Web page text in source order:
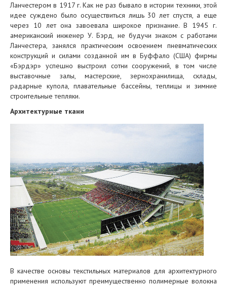
Ланчестером в 1917 г. Как не раз бывало в истории техники, этой
идее суждено было осуществиться лишь 30 лет спустя, а еще
через 10 лет она завоевала широкое признание. В 1945 г.
американский инженер У. Бэрд, не будучи знаком с работами
Ланчестера, занялся практическим освоением пневматических
конструкций и силами созданной им в Буффало (США) фирмы
«Бэрдэр» успешно выстроил сотни сооружений, в том числе
выставочные залы, мастерские, зернохранилища, склады,
радарные купола, плавательные бассейны, теплицы и зимние
строительные тепляки.
Архитектурные ткани
В качестве основы текстильных материалов для архитектурного
применения используют преимущественно полимерные волокна